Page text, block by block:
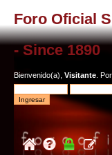
Foro Oficial
- Since 1890
Bienvenido(a), Visitante .